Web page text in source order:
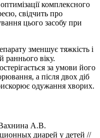
комплексного
свідчить про
цього засобу при
зменшує тяжкість і
раннього віку.
за умови його
а після двох діб
одужання хворих.
А.В.
диарей у детей //